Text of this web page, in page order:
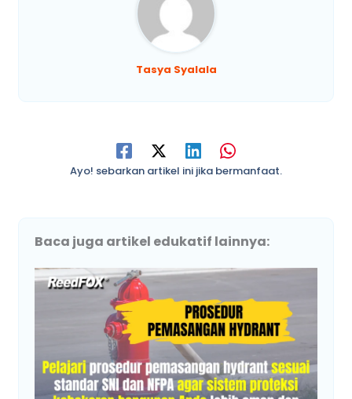
Tasya Syalala
Ayo! sebarkan artikel ini jika bermanfaat.
Baca juga artikel edukatif lainnya: